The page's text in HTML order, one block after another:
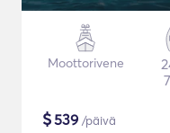
Moottorivene
$539 /päivä